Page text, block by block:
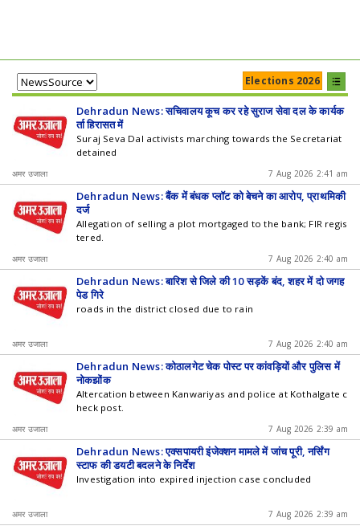
Elections 2026
Dehradun News: सचिवालय कूच कर रहे सुराज सेवा दल के कार्यक
र्ता हिरासत में
Suraj Seva Dal activists marching towards the Secretariat
detained
अमर उजाला 7 Aug 2026 2:41 am
Dehradun News: बैंक में बंधक प्लॉट को बेचने का आरोप, प्राथमिकी
दर्ज
Allegation of selling a plot mortgaged to the bank; FIR regis
tered.
अमर उजाला 7 Aug 2026 2:40 am
Dehradun News: बारिश से जिले की 10 सड़कें बंद, शहर में दो जगह
पेड़ गिरे
roads in the district closed due to rain
अमर उजाला 7 Aug 2026 2:40 am
Dehradun News: कोठालगेट चेक पोस्ट पर कांवड़ियों और पुलिस में
नोकझोंक
Altercation between Kanwariyas and police at Kothalgate c
heck post.
अमर उजाला 7 Aug 2026 2:39 am
Dehradun News: एक्सपायरी इंजेक्शन मामले में जांच पूरी, नर्सिंग
स्टाफ की ड्यूटी बदलने के निर्देश
Investigation into expired injection case concluded
अमर उजाला 7 Aug 2026 2:39 am